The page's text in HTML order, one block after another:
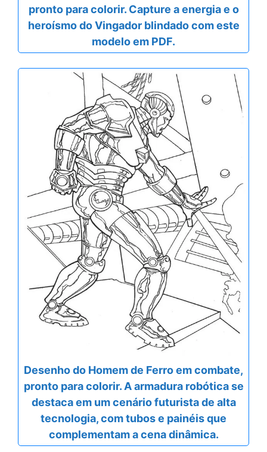
pronto para colorir. Capture a energia e o
heroísmo do Vingador blindado com este
modelo em PDF.
Desenho do Homem de Ferro em combate,
pronto para colorir. A armadura robótica se
destaca em um cenário futurista de alta
tecnologia, com tubos e painéis que
complementam a cena dinâmica.